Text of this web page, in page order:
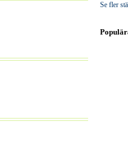
Se fler